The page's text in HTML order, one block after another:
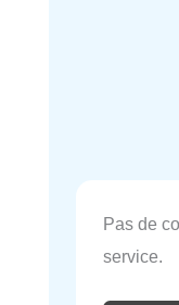
Pas de
service.